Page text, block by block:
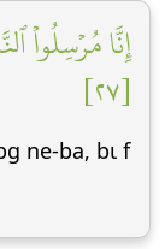
إِنَّا مُرۡسِلُواْ
[٢٧]
ne-ba, bɩ f